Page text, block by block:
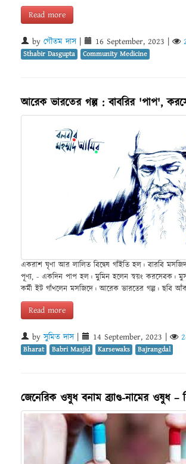
Read more
by গৌতম দাস| 16 September, 2023 |
Sthabir Dasgupta Community Medicine
আরেক ভারতের গল্প : বাবরির 'পাপ',
একরাশ ঘৃণা আর লালিত বিদ্বেষ গাঁইতি হল। বারবি
পূণ্য, - একদিন পাপ হল। মুমিন হলেন স্বয়ং করসেবক।
কর্মী ইট গাঁথলেন মসজিদে। আরেক ভারতের গল্প। ছবি
Read more
byসুমিত দাস| 14 September, 2023 |
Bharat Babri Masjid Karsewaks Bajrangdal
জেনেরিক ওষুধ বনাম ব্র্যাণ্ড-নামের ওষুধ